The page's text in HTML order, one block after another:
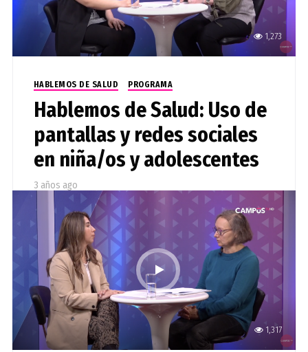
1,273
HABLEMOS DE SALUD PROGRAMA
Hablemos de Salud: Uso de
pantallas y redes sociales
en niña/os y adolescentes
3 años ago
Rosario Spencer Contreras, académica de la
Facultad de Psicología de la UTalca, entrega
recomendaciones para establecer límites e incluir
hábitos saludables frente a los dispositivos.
1,317